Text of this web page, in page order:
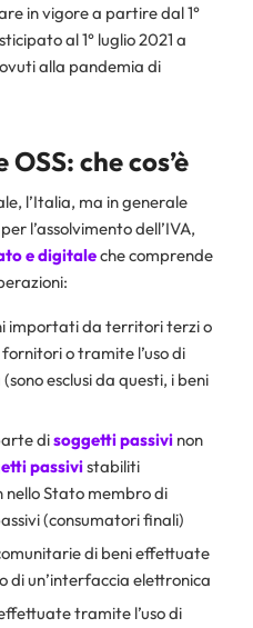
in vigore a partire dal 1°
al 1° luglio 2021 a
alla pandemia di
che cos’è
l’Italia, ma in generale
l’assolvimento dell’IVA,
e digitaleche comprende
importati da territori terzi o
o tramite l’uso di
esclusi da questi, i beni
disoggetti passivinon
passivistabiliti
nello Stato membro di
(consumatori finali)
di beni effettuate
di un’interfaccia elettronica
tramite l’uso di